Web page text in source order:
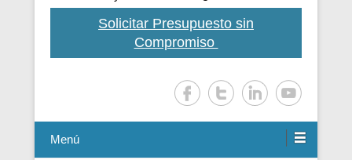
Solicitar Presupuesto sin
Compromiso
Menú